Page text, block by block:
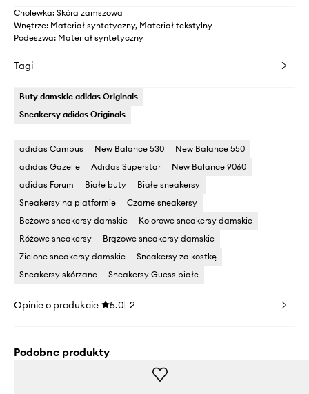
Cholewka: Skóra zamszowa
Wnętrze: Materiał syntetyczny, Materiał tekstylny
Podeszwa: Materiał syntetyczny
Tagi
Buty damskie adidas Originals
Sneakersy adidas Originals
adidas Campus New Balance 530
New Balance 550
adidas Gazelle
Adidas Superstar
New Balance 9060
adidas Forum
Białe buty
Białe sneakersy
Sneakersy na platformie
Czarne sneakersy
Beżowe sneakersy damskie
Kolorowe sneakersy damskie
Różowe sneakersy
Brązowe sneakersy damskie
Zielone sneakersy damskie
Sneakersy za kostkę
Sneakersy skórzane
Sneakersy Guess białe
Opinie o produkcie 5.0 2
Podobne produkty